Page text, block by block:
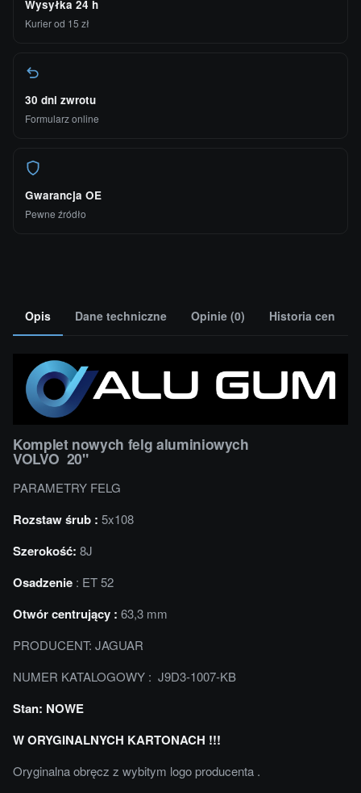
Wysyłka 24 h
Kurier od 15 zł
30 dni zwrotu
Formularz online
Gwarancja OE
Pewne źródło
Opis Dane techniczne Opinie (0) Historia cen
Komplet nowych felg aluminiowych
VOLVO 20"
PARAMETRY FELG
Rozstaw śrub : 5x108
Szerokość: 8J
Osadzenie : ET 52
Otwór centrujący : 63,3 mm
PRODUCENT: JAGUAR
NUMER KATALOGOWY : J9D3-1007-KB
Stan: NOWE
W ORYGINALNYCH KARTONACH !!!
Oryginalna obręcz z wybitym logo producenta .